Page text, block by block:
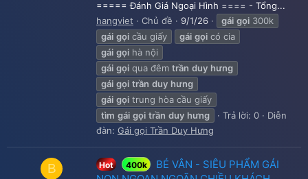
===== Đánh Giá Ngoại Hình ==== - Tổng...
hangviet
Chủ đề 9/1/26 gái gọi 300k
gái gọi cầu giấy gái gọi có cia
gái gọi hà nội
gái gọi qua đêm trần duy hưng
gái gọi trần duy hưng
gái gọi trung hòa cầu giấy
tìm gái gọi trần duy hưng Trả lời: 0
Diễn
đàn: Gái gọi Trần Duy Hưng
B Hot 400k
BÉ VÂN - SIÊU PHẨM GÁI